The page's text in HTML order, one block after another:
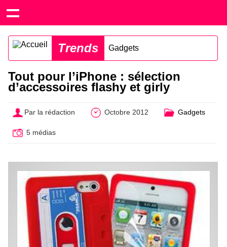
Trends Gadgets
Tout pour l’iPhone : sélection
d’accessoires flashy et girly
Par la rédaction Octobre 2012 Gadgets
5 médias